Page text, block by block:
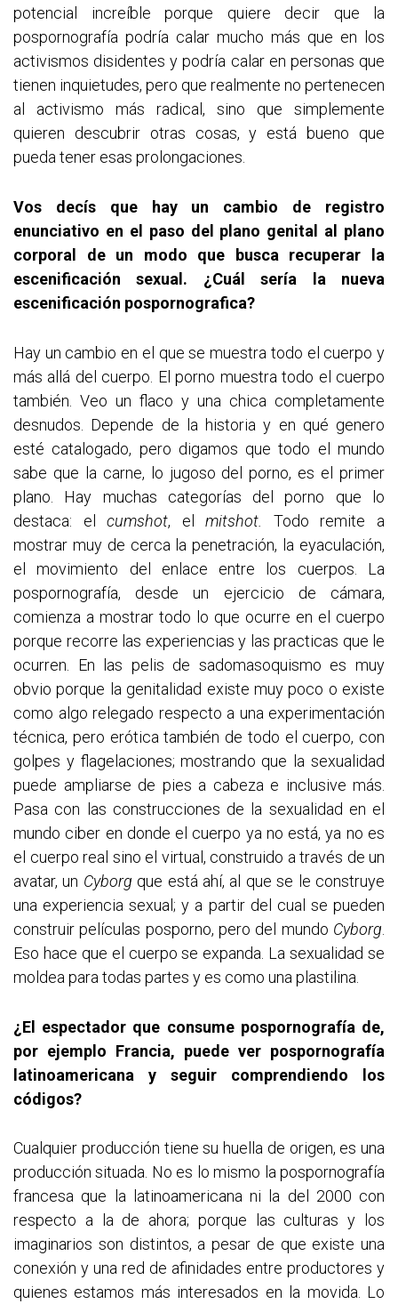
potencial increíble porque quiere decir que la
pospornografía podría calar mucho más que en los
activismos disidentes y podría calar en personas que
tienen inquietudes, pero que realmente no pertenecen
al activismo más radical, sino que simplemente
quieren descubrir otras cosas, y está bueno que
pueda tener esas prolongaciones.
Vos decís que hay un cambio de registro
enunciativo en el paso del plano genital al plano
corporal de un modo que busca recuperar la
escenificación sexual. ¿Cuál sería la nueva
escenificación pospornografica?
Hay un cambio en el que se muestra todo el cuerpo y
más allá del cuerpo. El porno muestra todo el cuerpo
también. Veo un flaco y una chica completamente
desnudos. Depende de la historia y en qué genero
esté catalogado, pero digamos que todo el mundo
sabe que la carne, lo jugoso del porno, es el primer
plano. Hay muchas categorías del porno que lo
destaca: elcumshot, elmitshot.
Todo remite a
mostrar muy de cerca la penetración, la eyaculación,
el movimiento del enlace entre los cuerpos. La
pospornografía, desde un ejercicio de cámara,
comienza a mostrar todo lo que ocurre en el cuerpo
porque recorre las experiencias y las practicas que le
ocurren. En las pelis de sadomasoquismo es muy
obvio porque la genitalidad existe muy poco o existe
como algo relegado respecto a una experimentación
técnica, pero erótica también de todo el cuerpo, con
golpes y flagelaciones; mostrando que la sexualidad
puede ampliarse de pies a cabeza e inclusive más.
Pasa con las construcciones de la sexualidad en el
mundo ciber en donde el cuerpo ya no está, ya no es
el cuerpo real sino el virtual, construido a través de un
avatar, un Cyborg que está ahí, al que se le construye
una experiencia sexual; y a partir del cual se pueden
construir películas posporno, pero del mundo Cyborg
Eso hace que el cuerpo se expanda. La sexualidad se
moldea para todas partes y es como una plastilina.
¿El espectador que consume pospornografía de,
por ejemplo Francia, puede ver pospornografía
latinoamericana y seguir comprendiendo los
códigos?
Cualquier producción tiene su huella de origen, es una
producción situada. No es lo mismo la pospornografía
francesa que la latinoamericana ni la del 2000 con
respecto a la de ahora; porque las culturas y los
imaginarios son distintos, a pesar de que existe una
conexión y una red de afinidades entre productores y
quienes estamos más interesados en la movida. Lo